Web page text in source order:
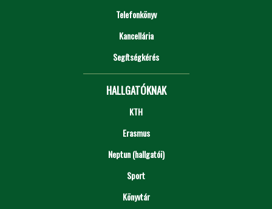
Telefonkönyv
Kancellária
Segítségkérés
HALLGATÓKNAK
KTH
Erasmus
Neptun (hallgatói)
Sport
Könyvtár